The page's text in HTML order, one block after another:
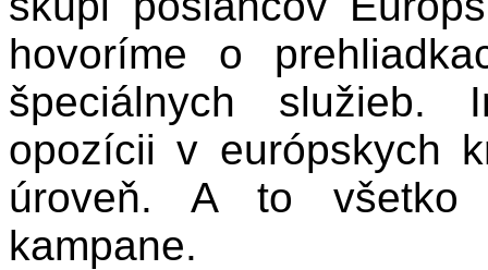
hovoríme o
špeciálnych služieb.
opozícii v európskych
úroveň. A to všetko
kampane.